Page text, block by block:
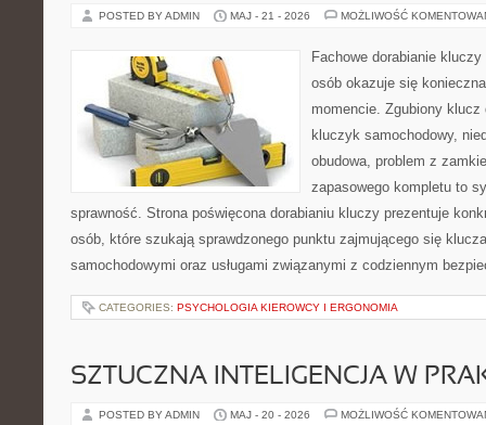
POSTED BY ADMIN MAJ - 21 - 2026 MOŻLIWOŚĆ
Fachowe dorabianie
osób okazuje się
momencie. Zgubiony
kluczyk samochodowy,
obudowa, problem z
zapasowego kompletu to
sprawność. Strona poświęcona dorabianiu kluczy prezentuje
osób, które szukają sprawdzonego punktu zajmującego się
samochodowymi oraz usługami związanymi z codziennym
CATEGORIES: PSYCHOLOGIA KIEROWCY I ERGONOMIA
SZTUCZNA INTELIGENCJA W
POSTED BY ADMIN MAJ - 20 - 2026 MOŻLIWOŚĆ